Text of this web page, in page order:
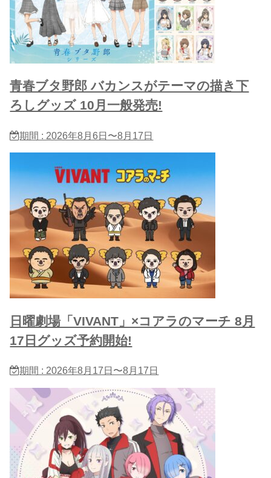
青春ブタ野郎 バカンスがテーマの描き下
ろしグッズ 10月一般発売!
期間 : 2026年8月6日〜8月17日
日曜劇場「VIVANT」×コアラのマーチ 8月
17日グッズ予約開始!
期間 : 2026年8月17日〜8月17日